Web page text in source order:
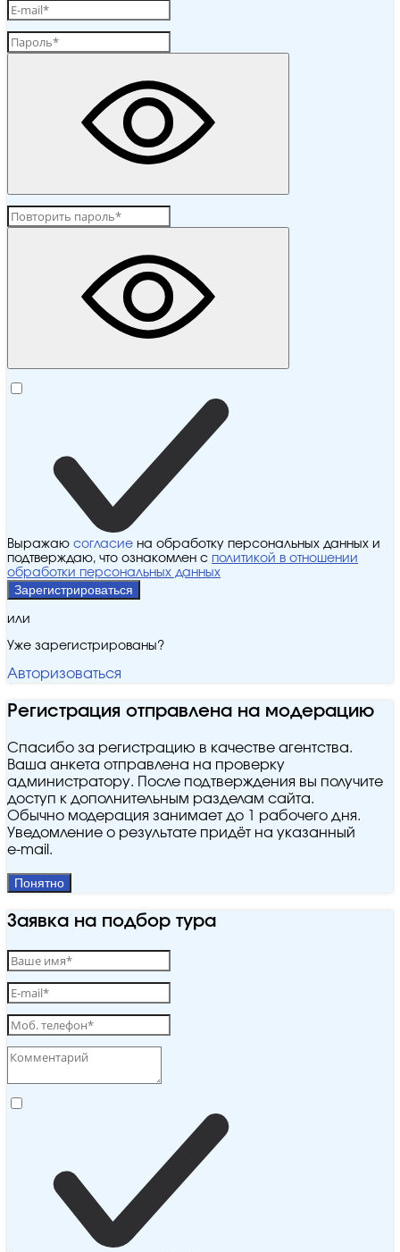
Выражаю согласие на обработку персональных данных и
подтверждаю, что ознакомлен с политикой в отношении
обработки персональных данных
Зарегистрироваться
или
Уже зарегистрированы?
Авторизоваться
Регистрация отправлена на модерацию
Спасибо за регистрацию в качестве агентства.
Ваша анкета отправлена на проверку
администратору. После подтверждения вы получите
доступ к дополнительным разделам сайта.
Обычно модерация занимает до 1 рабочего дня.
Уведомление о результате придёт на указанный
e‑mail.
Понятно
Заявка на подбор тура